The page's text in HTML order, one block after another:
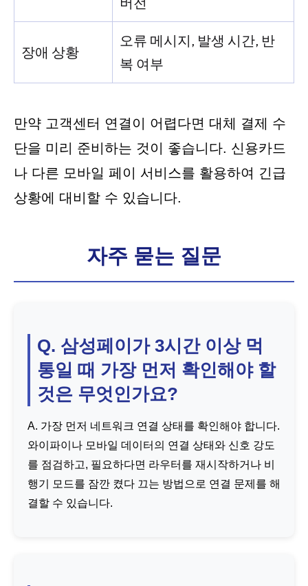
장애 상황
오류 메시지, 발생 시간, 반
복 여부
만약 고객센터 연결이 어렵다면 대체 결제 수
단을 미리 준비하는 것이 좋습니다. 신용카드
나 다른 모바일 페이 서비스를 활용하여 긴급
상황에 대비할 수 있습니다.
자주 묻는 질문
Q. 삼성페이가 3시간 이상 먹
통일 때 가장 먼저 확인해야 할
것은 무엇인가요?
A. 가장 먼저 네트워크 연결 상태를 확인해야 합니다.
와이파이나 모바일 데이터의 연결 상태와 신호 강도
를 점검하고, 필요하다면 라우터를 재시작하거나 비
행기 모드를 잠깐 켰다 끄는 방법으로 연결 문제를 해
결할 수 있습니다.